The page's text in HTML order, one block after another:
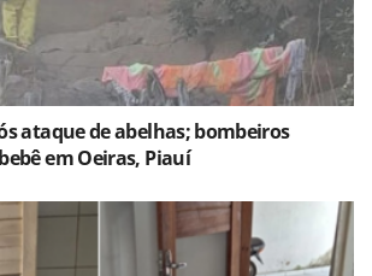
ataque de abelhas; bombeiros
em Oeiras, Piauí